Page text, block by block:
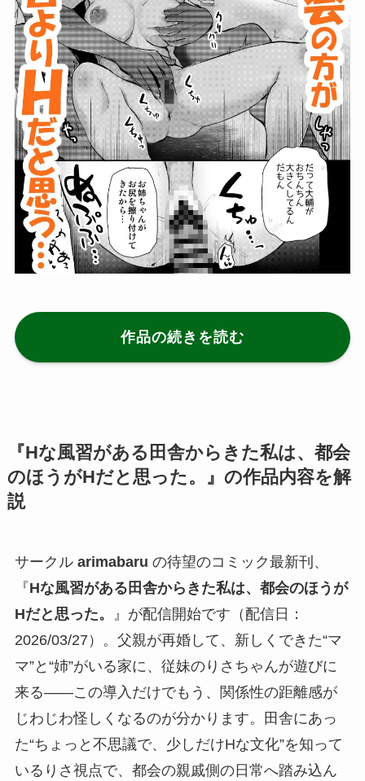
作品の続きを読む
『Hな風習がある田舎からきた私は、都会
のほうがHだと思った。』の作品内容を解
説
サークル arimabaru の待望のコミック最新刊、
『Hな風習がある田舎からきた私は、都会のほうが
Hだと思った。
』が配信開始です（配信日：
2026/03/27）。父親が再婚して、新しくできた“マ
マ”と“姉”がいる家に、従妹のりさちゃんが遊びに
来る――この導入だけでもう、関係性の距離感が
じわじわ怪しくなるのが分かります。田舎にあっ
た“ちょっと不思議で、少しだけHな文化”を知って
いるりさ視点で、都会の親戚側の日常へ踏み込ん